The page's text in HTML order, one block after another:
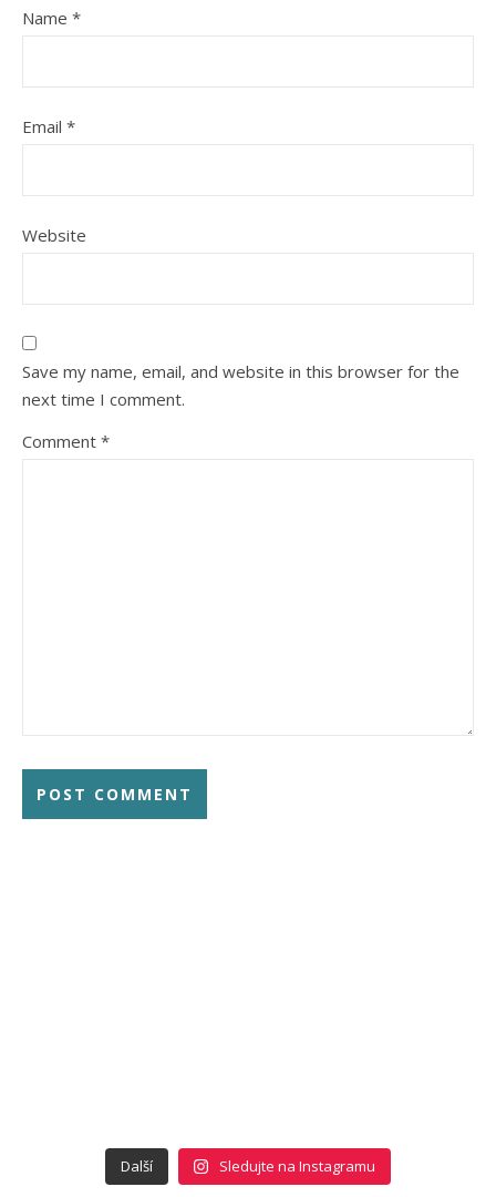
Name *
Email *
Website
Save my name, email, and website in this browser for the
next time I comment.
Comment *
Další Sledujte na Instagramu